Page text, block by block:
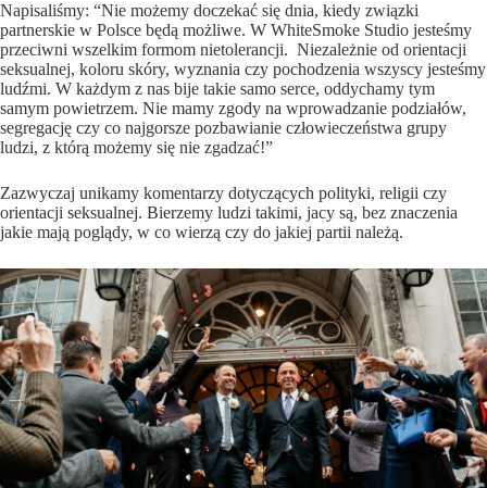
Napisaliśmy: “Nie możemy doczekać się dnia, kiedy związki
partnerskie w Polsce będą możliwe. W WhiteSmoke Studio jesteśmy
przeciwni wszelkim formom nietolerancji. Niezależnie od orientacji
seksualnej, koloru skóry, wyznania czy pochodzenia wszyscy jesteśmy
ludźmi. W każdym z nas bije takie samo serce, oddychamy tym
samym powietrzem. Nie mamy zgody na wprowadzanie podziałów,
segregację czy co najgorsze pozbawianie człowieczeństwa grupy
ludzi, z którą możemy się nie zgadzać!”
Zazwyczaj unikamy komentarzy dotyczących polityki, religii czy
orientacji seksualnej. Bierzemy ludzi takimi, jacy są, bez znaczenia
jakie mają poglądy, w co wierzą czy do jakiej partii należą.